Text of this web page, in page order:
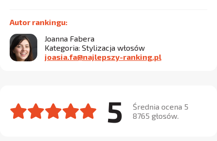
Autor rankingu:
Joanna Fabera
Kategoria: Stylizacja włosów
joasia.fa@najlepszy-ranking.pl
5
Średnia ocena 5
8765 głosów.